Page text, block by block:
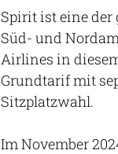
Spirit ist eine der
Süd- und
Airlines in
Grundtarif mit
Sitzplatzwahl.
Im November